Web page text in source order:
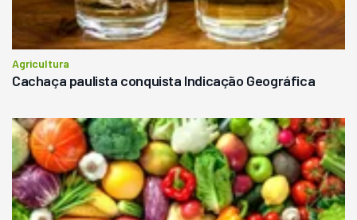
Agricultura
Cachaça paulista conquista Indicação Geográfica